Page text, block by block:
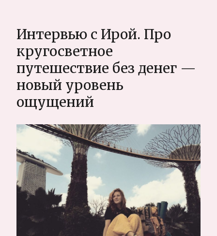
Индии
без
Интервью с Ирой. Про
кругосветное
путешествие без денег —
новый уровень
ощущений